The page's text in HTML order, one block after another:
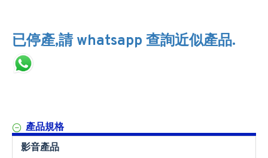
已停產,請 whatsapp 查詢近似產品.
產品規格
影音產品